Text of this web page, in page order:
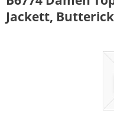
Jackett, Butterick